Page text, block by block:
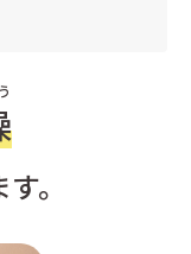
。